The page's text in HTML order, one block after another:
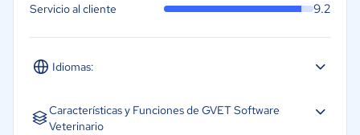
Idiomas:
Español Inglés Portugués
Servicio al cliente 9.2
Características y Funciones de GVET Software
Veterinario